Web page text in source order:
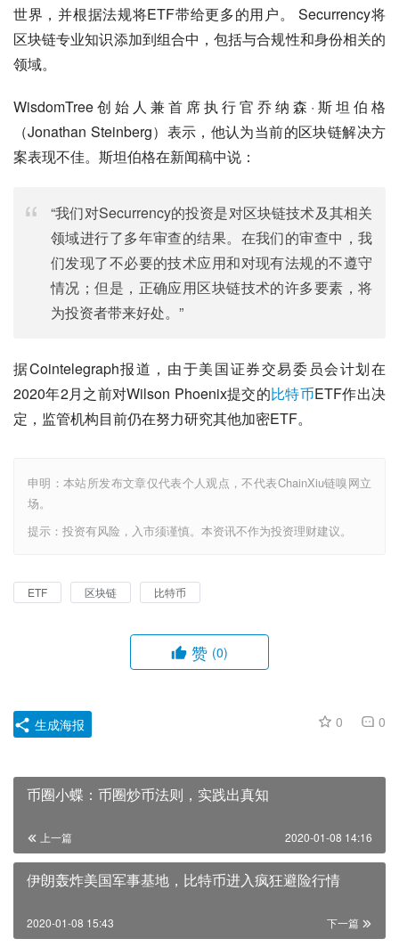
世界，并根据法规将ETF带给更多的用户。 Securrency将
区块链专业知识添加到组合中，包括与合规性和身份相关的
领域。
WisdomTree创始人兼首席执行官乔纳森·斯坦伯格
（Jonathan Steinberg）表示，他认为当前的区块链解决方
案表现不佳。斯坦伯格在新闻稿中说：
“我们对Securrency的投资是对区块链技术及其相关
领域进行了多年审查的结果。在我们的审查中，我
们发现了不必要的技术应用和对现有法规的不遵守
情况；但是，正确应用区块链技术的许多要素，将
为投资者带来好处。”
据Cointelegraph报道，由于美国证券交易委员会计划在
2020年2月之前对Wilson Phoenix提交的比特币ETF作出决
定，监管机构目前仍在努力研究其他加密ETF。
申明：本站所发布文章仅代表个人观点，不代表ChainXiu链嗅网立
场。
提示：投资有风险，入市须谨慎。本资讯不作为投资理财建议。
ETF 区块链 比特币
赞 (0)
0 0
生成海报
币圈小蝶：币圈炒币法则，实践出真知
上一篇 2020-01-08 14:16
伊朗轰炸美国军事基地，比特币进入疯狂避险行情 ​
下一篇
2020-01-08 15:43